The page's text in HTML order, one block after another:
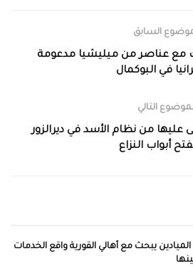
السابق
مع عناصر من ميليشيا مدعومة
في البوكمال
التالي
عليها من نظام الأسد في ديرالزور
أبواب النزاع
يبحث مع أهالي القورية واقع الخدمات